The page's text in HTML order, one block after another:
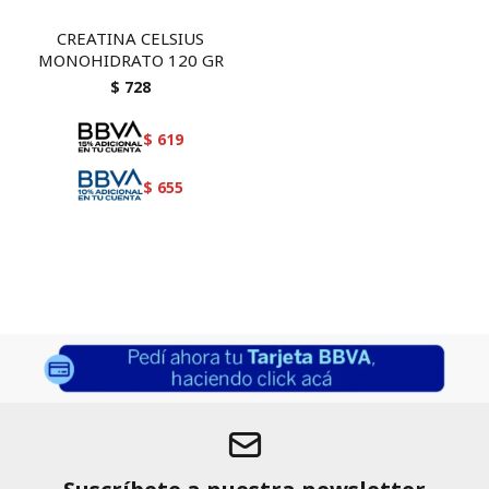
CREATINA CELSIUS
MONOHIDRATO 120 GR
$ 728
$ 619
$ 655